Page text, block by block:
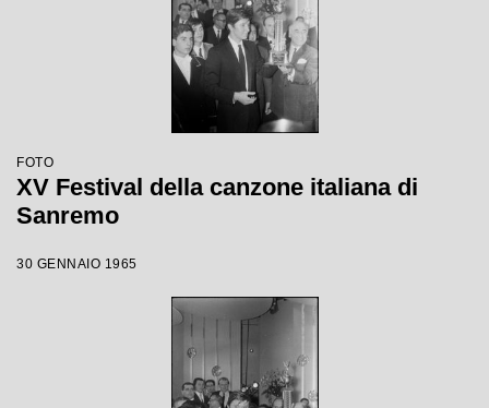
FOTO
XV Festival della canzone italiana di
Sanremo
30 GENNAIO 1965